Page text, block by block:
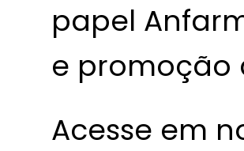
papel
e promoção
Acesse em